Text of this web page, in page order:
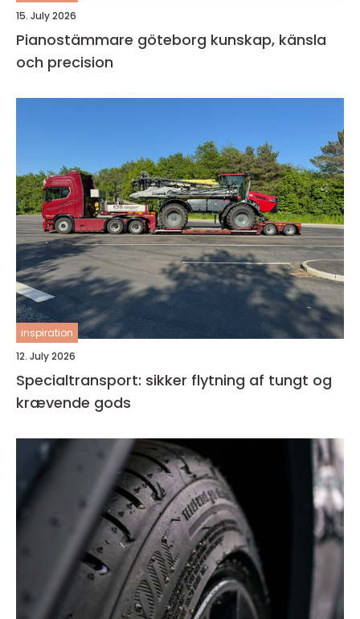
15. July 2026
Pianostämmare göteborg kunskap, känsla
och precision
inspiration
12. July 2026
Specialtransport: sikker flytning af tungt og
krævende gods